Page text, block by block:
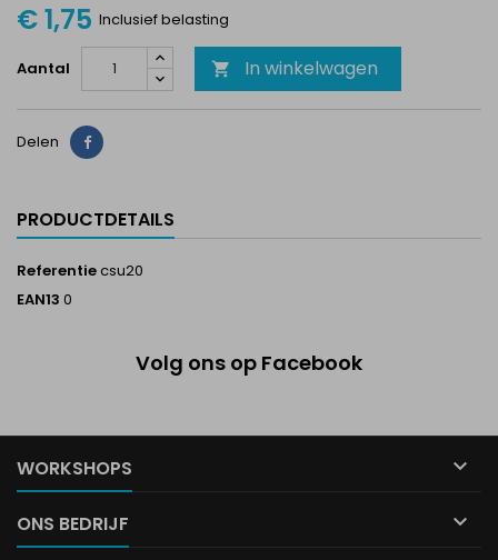
€ 1,75 Inclusief belasting
Aantal  In winkelwagen
Delen Delen
PRODUCTDETAILS
Referentiecsu20
EAN13 0
Volg ons op Facebook
WORKSHOPS 
ONS BEDRIJF 